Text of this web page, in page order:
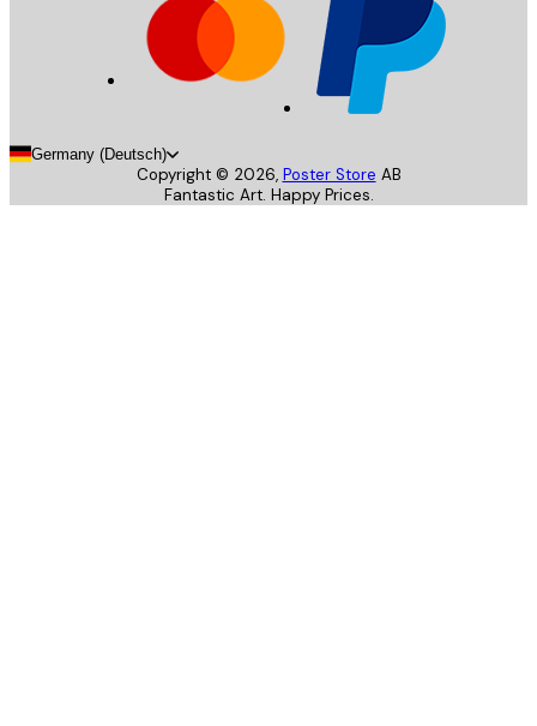
Germany (Deutsch)
Copyright © 2026, Poster Store AB
Fantastic Art. Happy Prices.